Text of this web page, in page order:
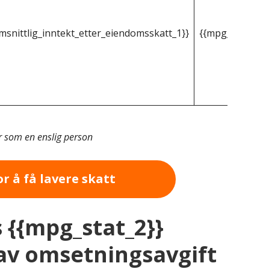
en enslig person
å få lavere skatt
omsetningsavgift